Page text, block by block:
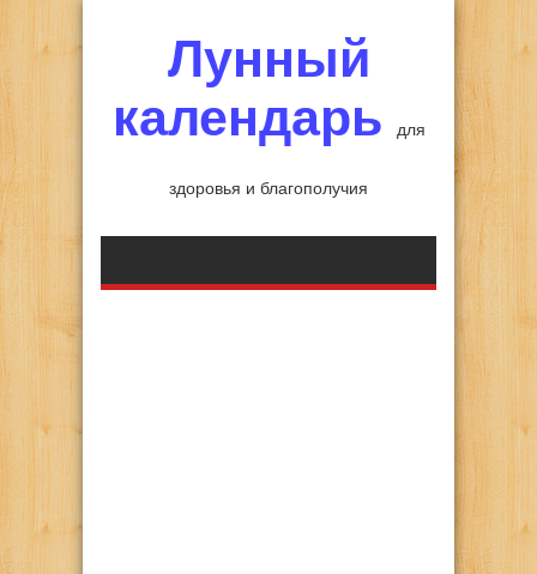
Лунный
календарь
для
здоровья и благополучия